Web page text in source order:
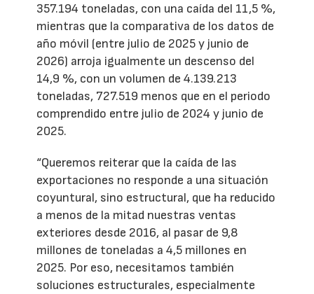
357.194 toneladas, con una caída del 11,5 %,
mientras que la comparativa de los datos de
año móvil (entre julio de 2025 y junio de
2026) arroja igualmente un descenso del
14,9 %, con un volumen de 4.139.213
toneladas, 727.519 menos que en el periodo
comprendido entre julio de 2024 y junio de
2025.
“Queremos reiterar que la caída de las
exportaciones no responde a una situación
coyuntural, sino estructural, que ha reducido
a menos de la mitad nuestras ventas
exteriores desde 2016, al pasar de 9,8
millones de toneladas a 4,5 millones en
2025. Por eso, necesitamos también
soluciones estructurales, especialmente